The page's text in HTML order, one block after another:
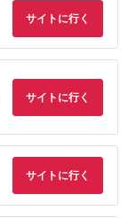
サイトに行く
サイトに行く
サイトに行く